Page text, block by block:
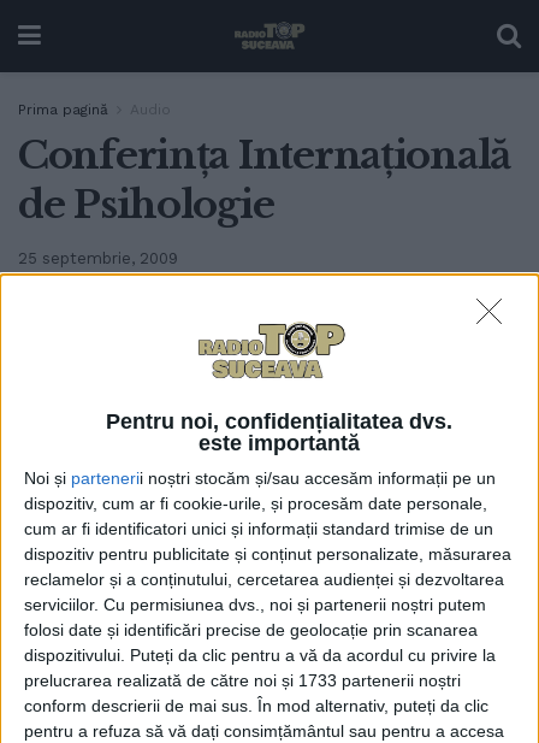
Pentru noi, confidențialitatea dvs.
este importantă
Noi și partenerii noștri stocăm și/sau accesăm informații pe un
dispozitiv, cum ar fi cookie-urile, și procesăm date personale,
cum ar fi identificatori unici și informații standard trimise de un
dispozitiv pentru publicitate și conținut personalizate, măsurarea
reclamelor și a conținutului, cercetarea audienței și dezvoltarea
serviciilor. Cu permisiunea dvs., noi și partenerii noștri putem
folosi date și identificări precise de geolocație prin scanarea
dispozitivului. Puteți da clic pentru a vă da acordul cu privire la
prelucrarea realizată de către noi și 1733 partenerii noștri
conform descrierii de mai sus. În mod alternativ, puteți da clic
pentru a refuza să vă dați consimțământul sau pentru a accesa
Prima pagină
Conferinţa Internaţională
de Psihologie
25 septembrie, 2009
Internaţională de Psihologie. La eveniment sînt
aşteptaţi şi parlamentari, dar din păcate nu pentru a
fi consultaţi. Adriana Dascălu.
adriana 2 vineri
Articolesimilare
AUDIO
Va ajunge gazul metan şi-n Burdujeni Sat